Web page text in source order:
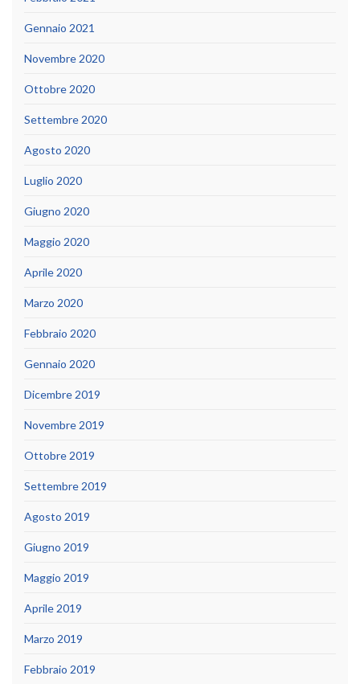
Gennaio 2021
Novembre 2020
Ottobre 2020
Settembre 2020
Agosto 2020
Luglio 2020
Giugno 2020
Maggio 2020
Aprile 2020
Marzo 2020
Febbraio 2020
Gennaio 2020
Dicembre 2019
Novembre 2019
Ottobre 2019
Settembre 2019
Agosto 2019
Giugno 2019
Maggio 2019
Aprile 2019
Marzo 2019
Febbraio 2019